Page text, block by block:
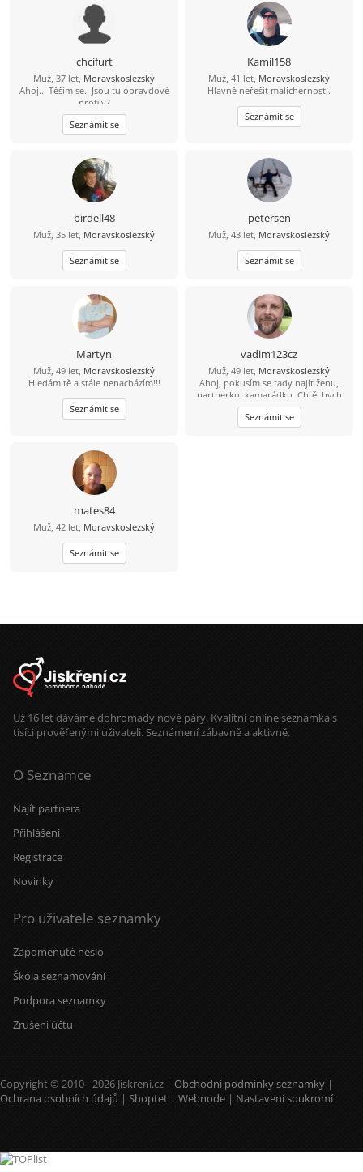
moc tvrdohlavý, ale dá se to přežít,
pohodář, vtipný, miluji přírodu, ale
nelezu tam každý víkend...dokážu
tancovat i na stole ''nahoře bez'' a
nemusím mít 4promile prostě chlap
přirozeného typu, miluji děti, sem
vegetarián takže ať se
nelekneš....pokud si dočetla až sem
tak gratuluji....
chcifurt
Muž, 37 let, Moravskoslezský
Ahoj... Těším se.. Jsou tu opravdové
profily?
Seznámit se
Kamil158
Muž, 41 let, Moravskoslezský
Hlavně neřešit malichernosti.
Seznámit se
birdell48
Muž, 35 let, Moravskoslezský
Seznámit se
petersen
Muž, 43 let, Moravskoslezský
Seznámit se
Martyn
Muž, 49 let, Moravskoslezský
Hledám tě a stále nenacházím!!!
Seznámit se
vadim123cz
Muž, 49 let, Moravskoslezský
Ahoj, pokusím se tady najít ženu,
partnerku, kamarádku. Chtěl bych
opět najít lásku a důvěru na kterou
jsem doplatil Mám rád sport
zábavu,zahradu a povídání s
Seznámit se
mates84
Muž, 42 let, Moravskoslezský
Seznámit se
Už 16 let dáváme dohromady nové páry. Kvalitní online seznamka s
tisíci prověřenými uživateli. Seznámení zábavně a aktivně.
O Seznamce
Najít partnera
Přihlášení
Registrace
Novinky
Pro uživatele seznamky
Zapomenuté heslo
Škola seznamování
Podpora seznamky
Zrušení účtu
Copyright © 2010 - 2026 Jiskreni.cz | Obchodní podmínky seznamky |
Ochrana osobních údajů | Shoptet | Webnode | Nastavení soukromí